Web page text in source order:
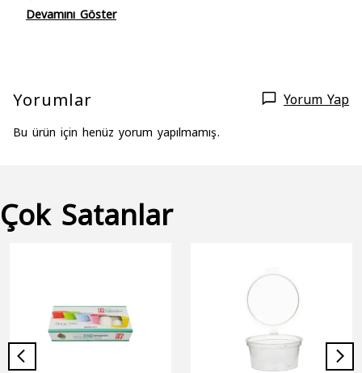
Devamını Göster
Yorumlar Yorum Yap
Bu ürün için henüz yorum yapılmamış.
Çok Satanlar